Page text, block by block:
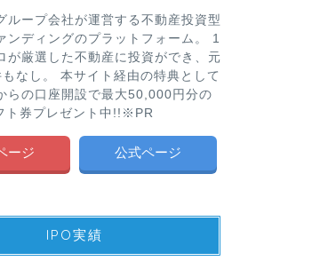
ループ会社が運営する不動産投資型
ンディングのプラットフォーム。 1
が厳選した不動産に投資ができ、元
なし。 本サイト経由の特典として
らの口座開設で最大50,000円分の
ト券プレゼント中!!※PR
ージ 公式ページ
IPO実績